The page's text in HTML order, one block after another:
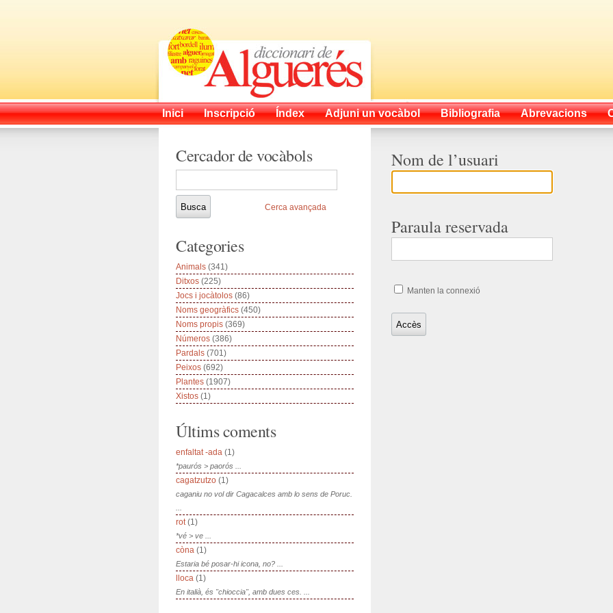
Inici Inscripció Índex Adjuni un vocàbol Bibliografia Abrevacions
Nom de l’usuari
Paraula reservada
Manten la connexió
Cercador de vocàbols
Cerca avançada
Categories
Animals (341)
Ditxos (225)
Jocs i jocàtolos (86)
Noms geogràfics (450)
Noms propis (369)
Números (386)
Pardals (701)
Peixos (692)
Plantes (1907)
Xistos (1)
Últims coments
enfaltat -ada (1)
*paurós > paorós ...
cagatzutzo (1)
caganiu no vol dir Cagacalces amb lo sens de Poruc.
rot(1)
*vé > ve ...
còna (1)
Estaria bé posar-hi icona, no? ...
lloca (1)
En italià, és "chioccia", amb dues ces. ...